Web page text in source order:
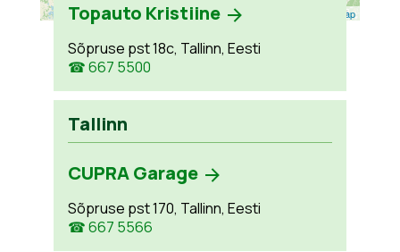
Leaflet OpenStreetMap
Topauto Kristiine
Sõpruse pst 18c, Tallinn, Eesti
☎ 667 5500
Tallinn
CUPRA Garage
Sõpruse pst 170, Tallinn, Eesti
☎ 667 5566